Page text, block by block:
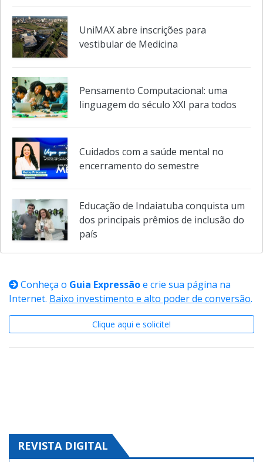
UniMAX abre inscrições para
vestibular de Medicina
Pensamento Computacional: uma
linguagem do século XXI para todos
Cuidados com a saúde mental no
encerramento do semestre
Educação de Indaiatuba conquista um
dos principais prêmios de inclusão do
país
Conheça o Guia Expressãoe crie sua página na
Internet. Baixo investimento e alto poder de conversão.
Clique aqui e solicite!
REVISTA DIGITAL